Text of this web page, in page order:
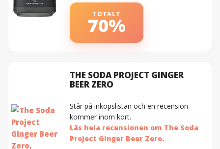
TOTALT
70%
THE SODA PROJECT GINGER
BEER ZERO
Står på inköpslistan och en recension
kommer inom kort.
Läs hela recensionen om The Soda
Project Ginger Beer Zero.